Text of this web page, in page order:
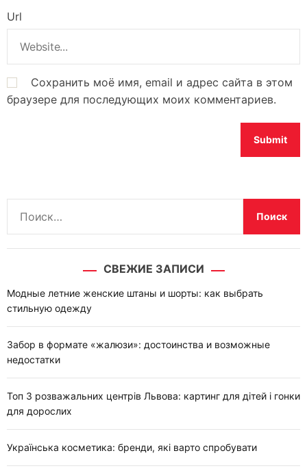
Url
Сохранить моё имя, email и адрес сайта в этом
браузере для последующих моих комментариев.
:
СВЕЖИЕ ЗАПИСИ
Модные летние женские штаны и шорты: как выбрать
стильную одежду
Забор в формате «жалюзи»: достоинства и возможные
недостатки
Топ 3 розважальних центрів Львова: картинг для дітей і гонки
для дорослих
Українська косметика: бренди, які варто спробувати